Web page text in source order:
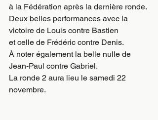
à la Fédération après la dernière ronde.
Deux belles performances avec la
victoire de Louis contre Bastien
et celle de Frédéric contre Denis.
À noter également la belle nulle de
Jean-Paul contre Gabriel.
La ronde 2 aura lieu le samedi 22
novembre.